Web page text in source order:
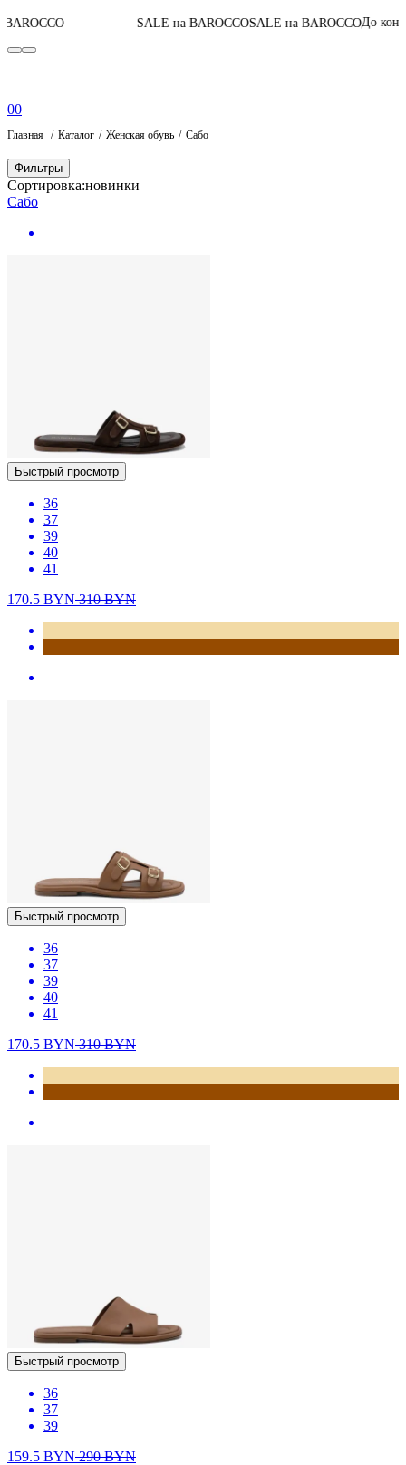
SALE на BAROCCO SALE на BAROCCO До конца акции04:23
00
Главная Каталог Женская обувь Сабо
Фильтры
Сортировка:новинки
Сабо
Быстрый просмотр
36
37
39
40
41
170.5 BYN310BYN
Быстрый просмотр
36
37
39
40
41
170.5 BYN310BYN
Быстрый просмотр
36
37
39
159.5 BYN290BYN